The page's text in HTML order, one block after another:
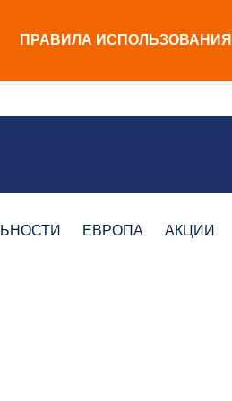
ПРАВИЛА ИСПОЛЬЗОВАНИЯ
ЕВРОПА АКЦИИ